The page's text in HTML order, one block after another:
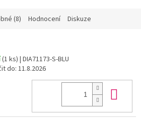
(8) Hodnocení Diskuze
(1 ks) | DIA71173-S-BLU
do: 11.8.2026